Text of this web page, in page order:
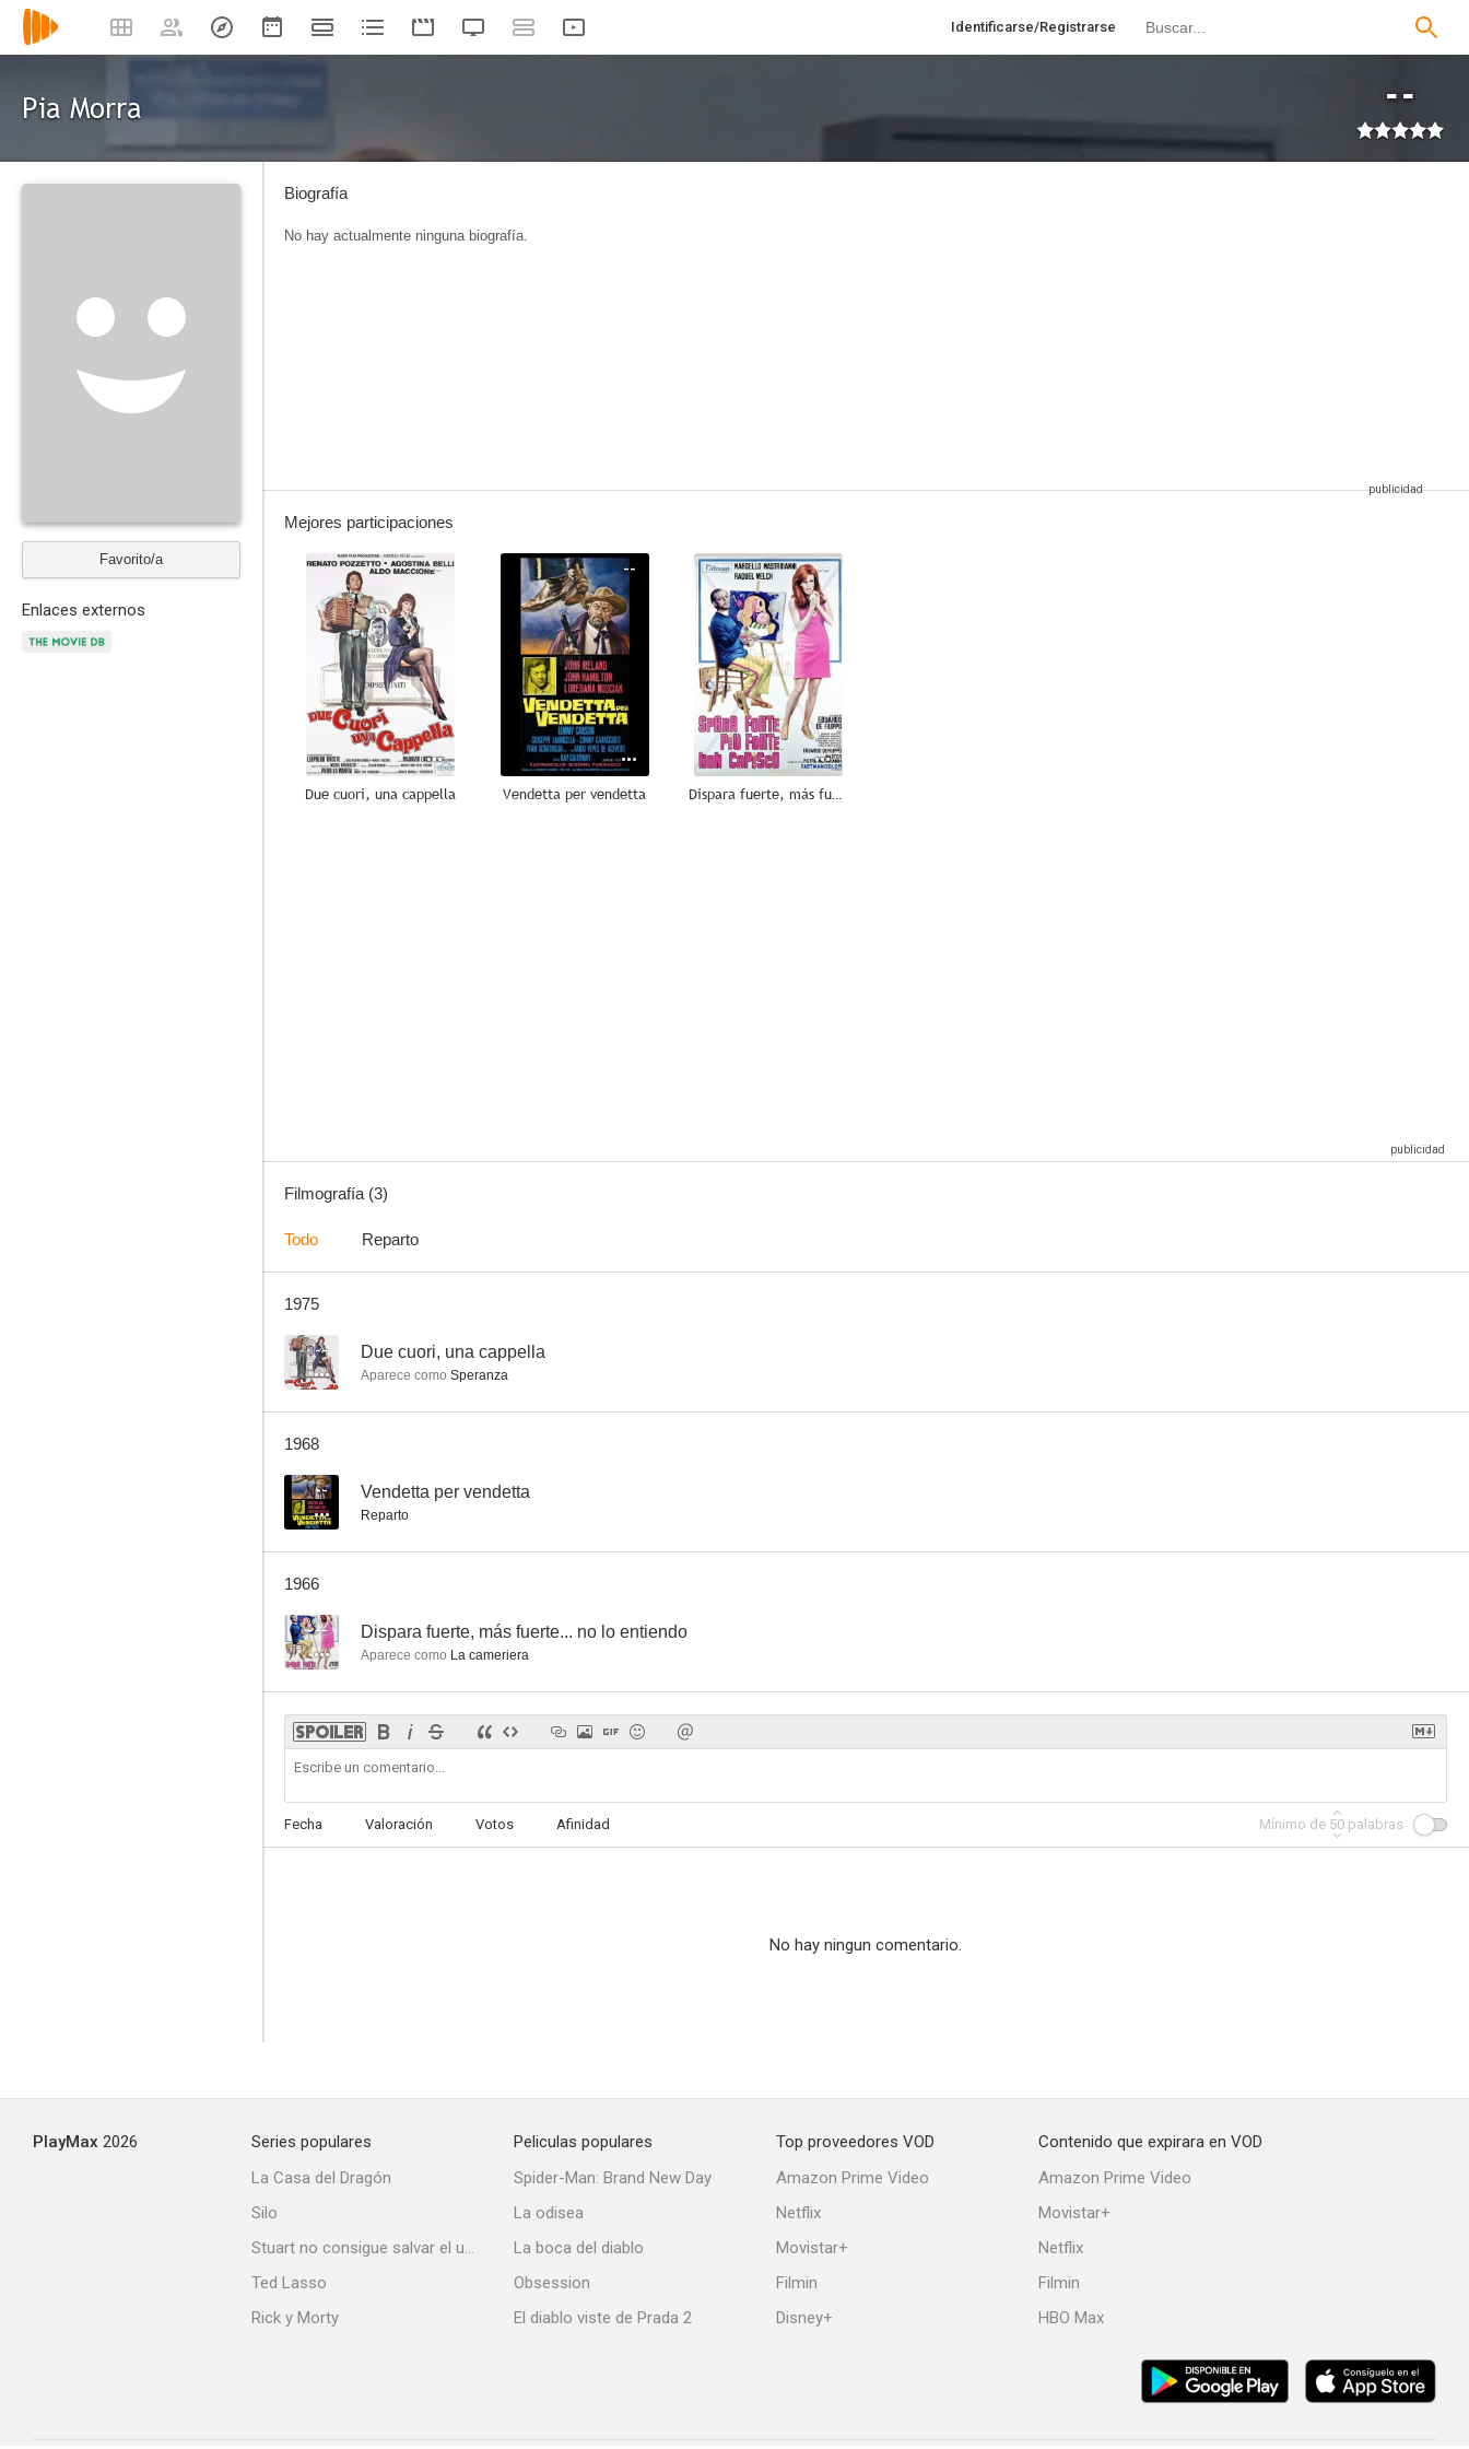
Identificarse/Registrarse
Pia Morra --
Favorito/a
Enlaces externos
Biografía
No hay actualmente ninguna biografía.
Mejores participaciones
--
Due cuori, una cappella
--
Vendetta per vendetta
--
Dispara fuerte, más fuerte... no lo entiendo
Filmografía (3)
Todo Reparto
1975
-- Due cuori, una cappella
Aparece como Speranza
1968
-- Vendetta per vendetta
Reparto
1966
-- Dispara fuerte, más fuerte... no lo entiendo
Aparece como La cameriera
Fecha Valoración Votos Afinidad Mínimo de 50 palabras
No hay ningun comentario.
PlayMax 2026
Series populares
La Casa del Dragón
Silo
Stuart no consigue salvar el universo
Ted Lasso
Rick y Morty
Peliculas populares
Spider-Man: Brand New Day
La odisea
La boca del diablo
Obsession
El diablo viste de Prada 2
Top proveedores VOD
Amazon Prime Video
Netflix
Movistar+
Filmin
Disney+
Contenido que expirara en VOD
Amazon Prime Video
Movistar+
Netflix
Filmin
HBO Max